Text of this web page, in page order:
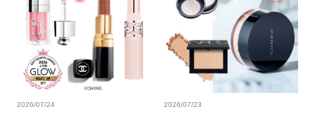
2026/07/24 2026/07/23